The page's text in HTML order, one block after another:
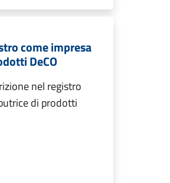
come impresa
DeCO
nel registro
di prodotti